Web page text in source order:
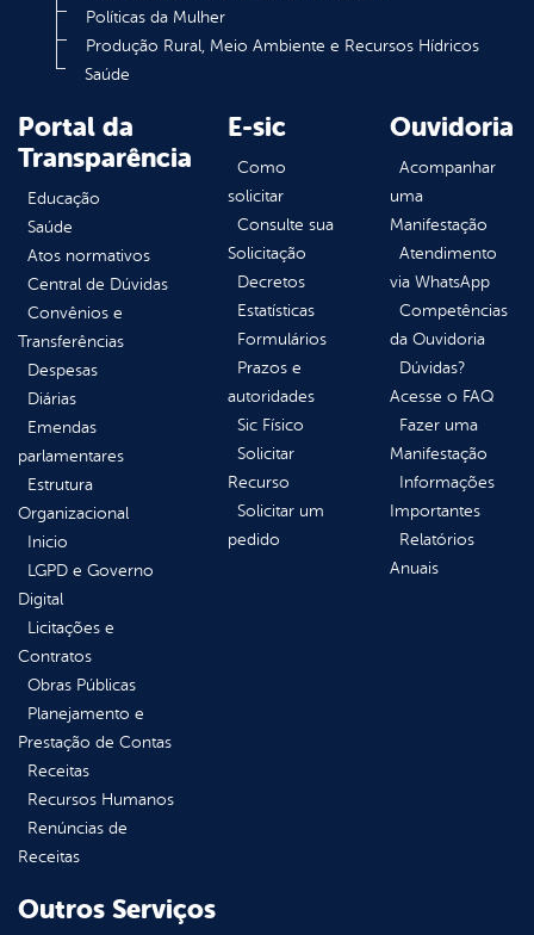
Políticas da Mulher
Produção Rural, Meio Ambiente e Recursos Hídricos
Saúde
Portal da
Transparência
Educação
Saúde
Atos normativos
Central de Dúvidas
Convênios e
Transferências
Despesas
Diárias
Emendas
parlamentares
Estrutura
Organizacional
Inicio
LGPD e Governo
Digital
Licitações e
Contratos
Obras Públicas
Planejamento e
Prestação de Contas
Receitas
Recursos Humanos
Renúncias de
Receitas
E-sic
Como
solicitar
Consulte sua
Solicitação
Decretos
Estatísticas
Formulários
Prazos e
autoridades
Sic Físico
Solicitar
Recurso
Solicitar um
pedido
Ouvidoria
Acompanhar
uma
Manifestação
Atendimento
via WhatsApp
Competências
da Ouvidoria
Dúvidas?
Acesse o FAQ
Fazer uma
Manifestação
Informações
Importantes
Relatórios
Anuais
Outros Serviços